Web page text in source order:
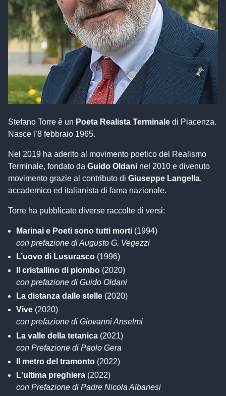
Stefano Torre è un Poeta Realista Terminale di Piacenza.
Nasce l’8 febbraio 1965.
Nel 2019 ha aderito al movimento poetico del Realismo
Terminale, fondato da Guido Oldani nel 2010 e divenuto
movimento grazie al contributo di Giuseppe Langella,
accademico ed italianista di fama nazionale.
Torre ha pubblicato diverse raccolte di versi:
Marinai e Poeti sono tutti morti (1994)
con prefazione di Augusto G. Vegezzi
L’uovo di Lusurasco (1996)
Il cristallino di piombo (2020)
con prefazione di Guido Oldani
La distanza dalle stelle (2020)
Vive (2020)
con prefazione di Giovanni Anselmi
La valle della tetanica (2021)
con Prefazione di Paolo Gera
Il metro del tramonto (2022)
L'ultima preghiera (2022)
con Prefazione di Padre Nicola Albanesi